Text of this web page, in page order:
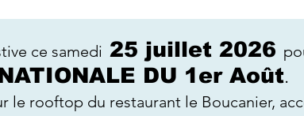
ce samedi 25 juillet 2026
DU 1er Août.
le rooftop du restaurant le Boucanier,